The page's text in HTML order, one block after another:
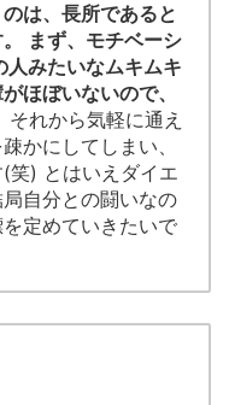
は、長所であると
まず、モチベーシ
人みたいなムキムキ
ほぼいないので、
それから気軽に通え
かにしてしまい、
笑) とはいえダイエ
自分との闘いなの
定めていきたいで